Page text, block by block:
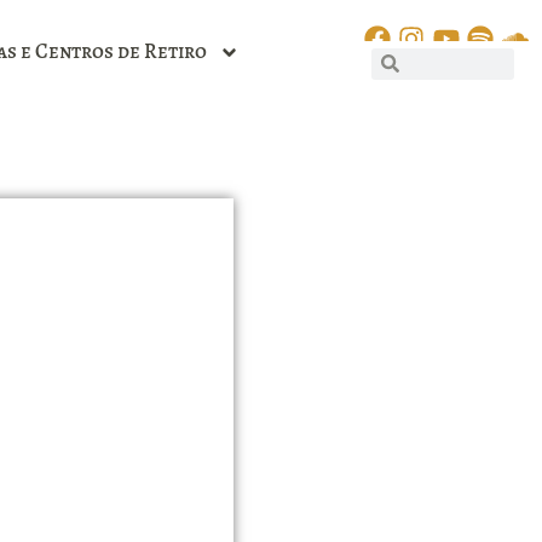
e Centros de Retiro